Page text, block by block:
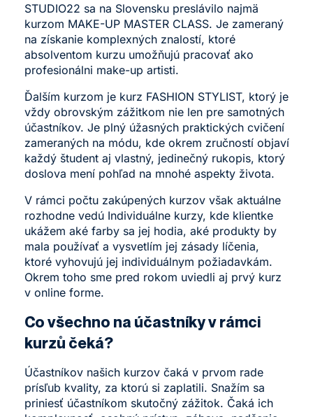
STUDIO22 sa na Slovensku preslávilo najmä
kurzom MAKE-UP MASTER CLASS. Je zameraný
na získanie komplexných znalostí, ktoré
absolventom kurzu umožňujú pracovať ako
profesionálni make-up artisti.
Ďalším kurzom je kurz FASHION STYLIST, ktorý je
vždy obrovským zážitkom nie len pre samotných
účastníkov. Je plný úžasných praktických cvičení
zameraných na módu, kde okrem zručností objaví
každý študent aj vlastný, jedinečný rukopis, ktorý
doslova mení pohľad na mnohé aspekty života.
V rámci počtu zakúpených kurzov však aktuálne
rozhodne vedú Individuálne kurzy, kde klientke
ukážem aké farby sa jej hodia, aké produkty by
mala používať a vysvetlím jej zásady líčenia,
ktoré vyhovujú jej individuálnym požiadavkám.
Okrem toho sme pred rokom uviedli aj prvý kurz
v online forme.
Co všechno na účastníky v rámci
kurzů čeká?
Účastníkov našich kurzov čaká v prvom rade
prísľub kvality, za ktorú si zaplatili. Snažím sa
priniesť účastníkom skutočný zážitok. Čaká ich